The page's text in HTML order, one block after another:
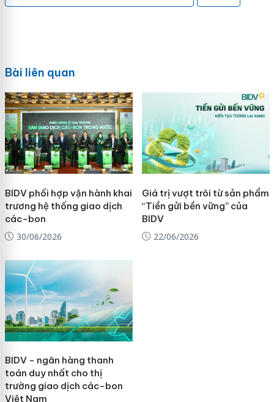
Bài liên quan
BIDV phối hợp vận hành khai
trương hệ thống giao dịch
các-bon
30/06/2026
Giá trị vượt trôi từ sản phẩm
“Tiền gửi bền vững” của
BIDV
22/06/2026
BIDV - ngân hàng thanh
toán duy nhất cho thị
trường giao dịch các-bon
Việt Nam